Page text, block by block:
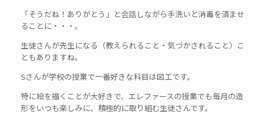
「そうだね！ありがとう」と会話しながら手洗いと消毒を済ませ
ることに・・・。
生徒さんが先生になる（教えられること・気づかされること）こ
ともありますね。
Sさんが学校の授業で一番好きな科目は図工です。
特に絵を描くことが大好きで、エレファースの授業でも毎月の造
形をいつも楽しみに、積極的に取り組む生徒さんです。